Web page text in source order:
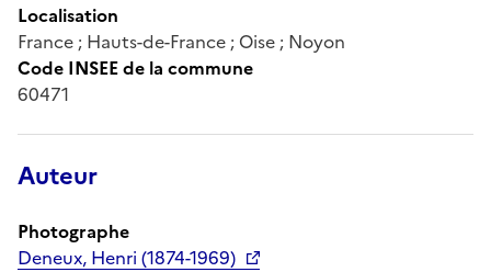
Localisation
France ; Hauts-de-France ; Oise ; Noyon
Code INSEE de la commune
60471
Auteur
Photographe
Deneux, Henri (1874-1969)